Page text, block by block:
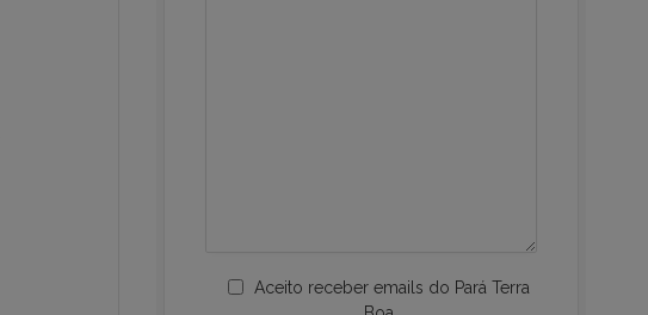
Aceito receber emails do Pará Terra